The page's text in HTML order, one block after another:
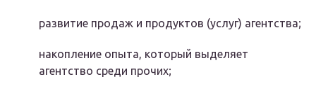
развитие продаж и продуктов (услуг) агентства;
накопление опыта, который выделяет
агентство среди прочих;